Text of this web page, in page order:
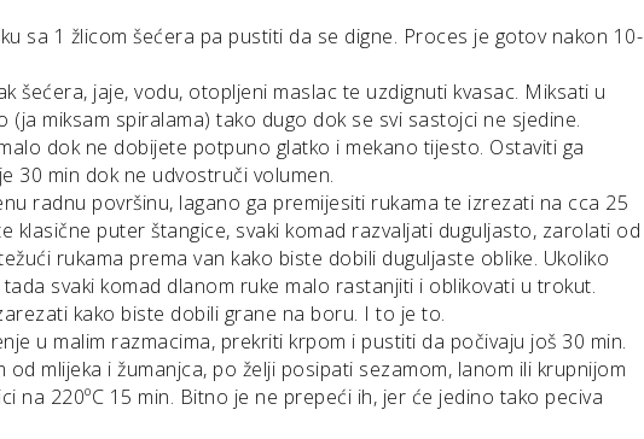
sa 1 žlicom šećera pa pustiti da se digne. Proces je gotov nakon 10-
šećera, jaje, vodu, otopljeni maslac te uzdignuti kvasac. Miksati u
(ja miksam spiralama) tako dugo dok se svi sastojci ne sjedine.
dok ne dobijete potpuno glatko i mekano tijesto. Ostaviti ga
30 min dok ne udvostruči volumen.
radnu površinu, lagano ga premijesiti rukama te izrezati na cca 25
klasične puter štangice, svaki komad razvaljati duguljasto, zarolati od
rukama prema van kako biste dobili duguljaste oblike. Ukoliko
svaki komad dlanom ruke malo rastanjiti i oblikovati u trokut.
kako biste dobili grane na boru. I to je to.
u malim razmacima, prekriti krpom i pustiti da počivaju još 30 min.
mlijeka i žumanjca, po želji posipati sezamom, lanom ili krupnijom
na 220ºC 15 min. Bitno je ne prepeći ih, jer će jedino tako peciva